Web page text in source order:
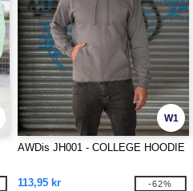
W1
AWDis JH001 - COLLEGE HOODIE
113,95 kr -62%